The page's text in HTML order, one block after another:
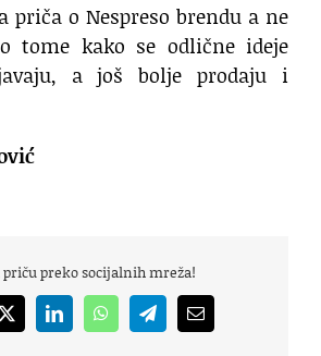
priča o Nespreso brendu a ne
tome kako se odlične ideje
a još bolje prodaju i
priču preko socijalnih mreža!
X LinkedInWhatsAppTelegramEmail